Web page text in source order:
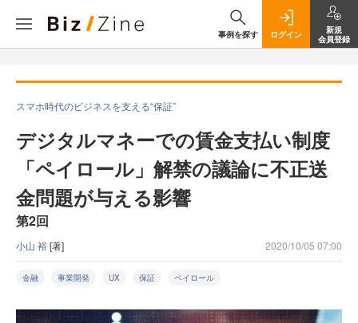
事例を探す ログイン
新規
会員登録
スマホ時代のビジネスを支える“保証”
デジタルマネーでの賃金支払い制度
「ペイロール」解禁の議論に不正送
金問題が与える影響
第2回
小山 裕[著] 2020/10/05 07:00
金融 事業開発 UX 保証 ペイロール